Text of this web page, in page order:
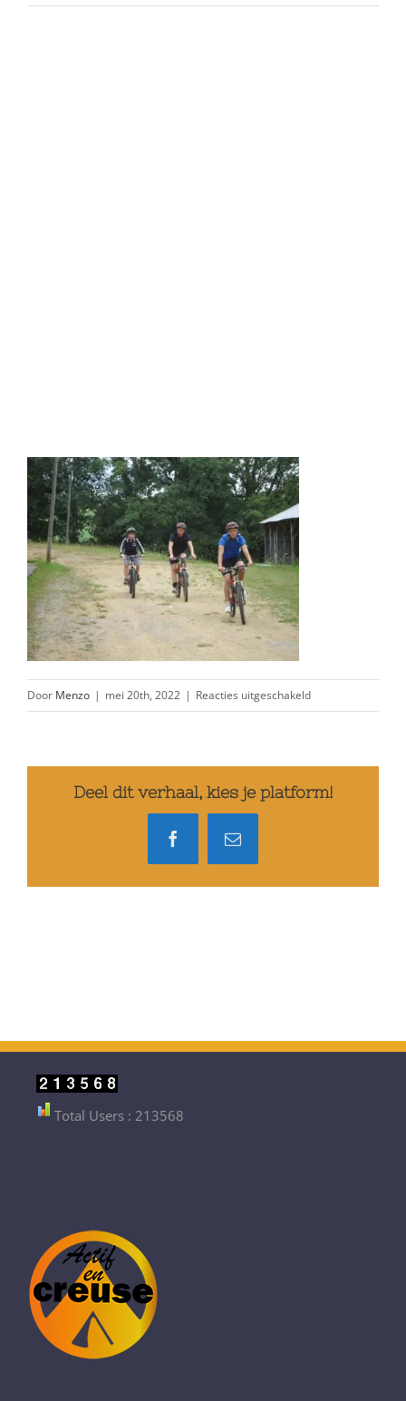
Door Menzo | mei 20th, 2022 | Reacties uitgeschakeldvoor
mountainbiken
Deel dit verhaal, kies je platform!
FacebookE-
mail
Total Users : 213568